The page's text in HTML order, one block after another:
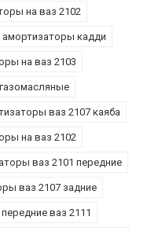
на ваз 2102
амортизаторы кадди
на ваз 2103
ваз 2107 каяба
на ваз 2102
ваз 2101 передние
ваз 2107 задние
ваз 2111